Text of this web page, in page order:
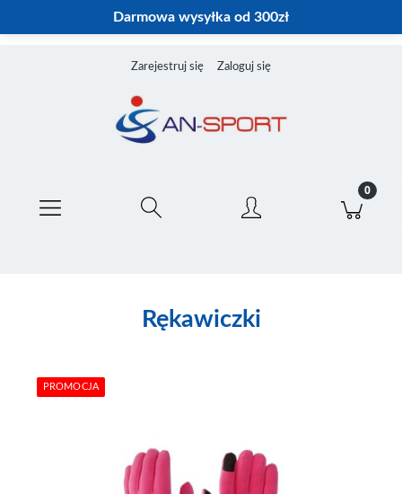
Darmowa wysyłka od 300zł
Zarejestruj się Zaloguj się
Rękawiczki
PROMOCJA